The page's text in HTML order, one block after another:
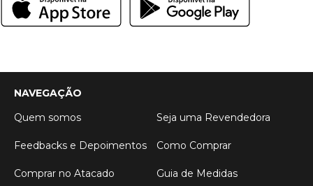
NAVEGAÇÃO
Quem somos
Seja uma Revendedora
Feedbacks e Depoimentos Como Comprar
Comprar no Atacado Guia de Medidas